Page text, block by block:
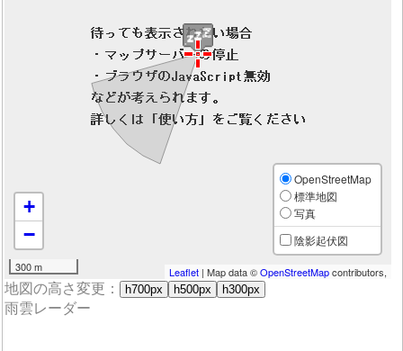
+
−
300 m
OpenStreetMap
標準地図
写真
陰影起伏図
Leaflet | Map data ©OpenStreetMapcontributors,
地図の高さ変更： h700px h500px h300px
雨雲レーダー